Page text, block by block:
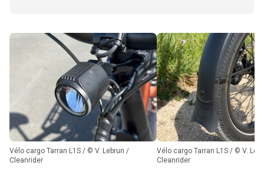
Vélo cargo Tarran L1S / © V. Lebrun /
Cleanrider
Vélo cargo Tarran L1S / © V. Lebrun /
Cleanrider